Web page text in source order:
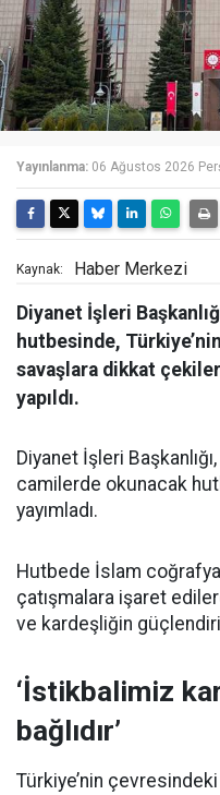
Yayınlanma: 06 Ağustos 2026
Kaynak: Haber Merkezi
Diyanet İşleri
hutbesinde,
savaşlara dikkat
yapıldı.
Diyanet İşleri
camilerde okunacak
yayımladı.
Hutbede İslam
çatışmalara işaret
ve kardeşliğin
‘İstikbalimiz
bağlıdır’
Türkiye’nin